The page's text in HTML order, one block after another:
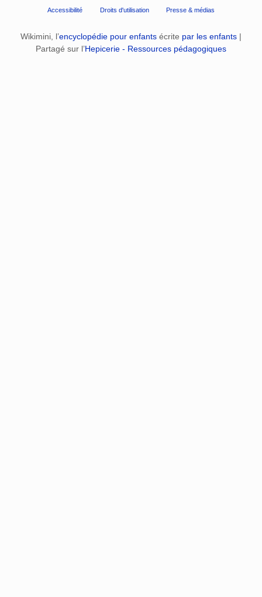
Accessibilité Droits d'utilisation Presse & médias
Wikimini, l’encyclopédie pour enfants écrite par les enfants |
Partagé sur l’Hepicerie - Ressources pédagogiques